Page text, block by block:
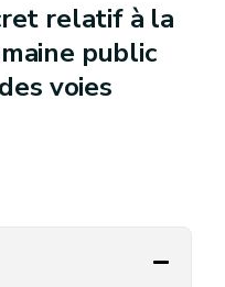
relatif à la
public
voies